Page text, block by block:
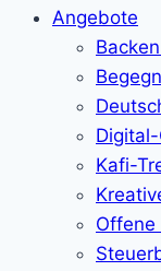
Angebote
Kafi-
Offene